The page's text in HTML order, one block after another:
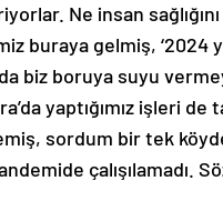
Ne insan
buraya gelmiş, ‘2024
biz boruya suyu
yaptığımız işleri
sordum bir tek
çalışılamadı.